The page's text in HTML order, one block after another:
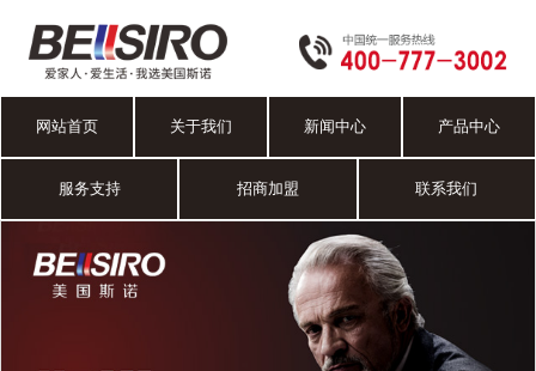
网站首页 关于我们 新闻中心 产品中心
服务支持 招商加盟 联系我们